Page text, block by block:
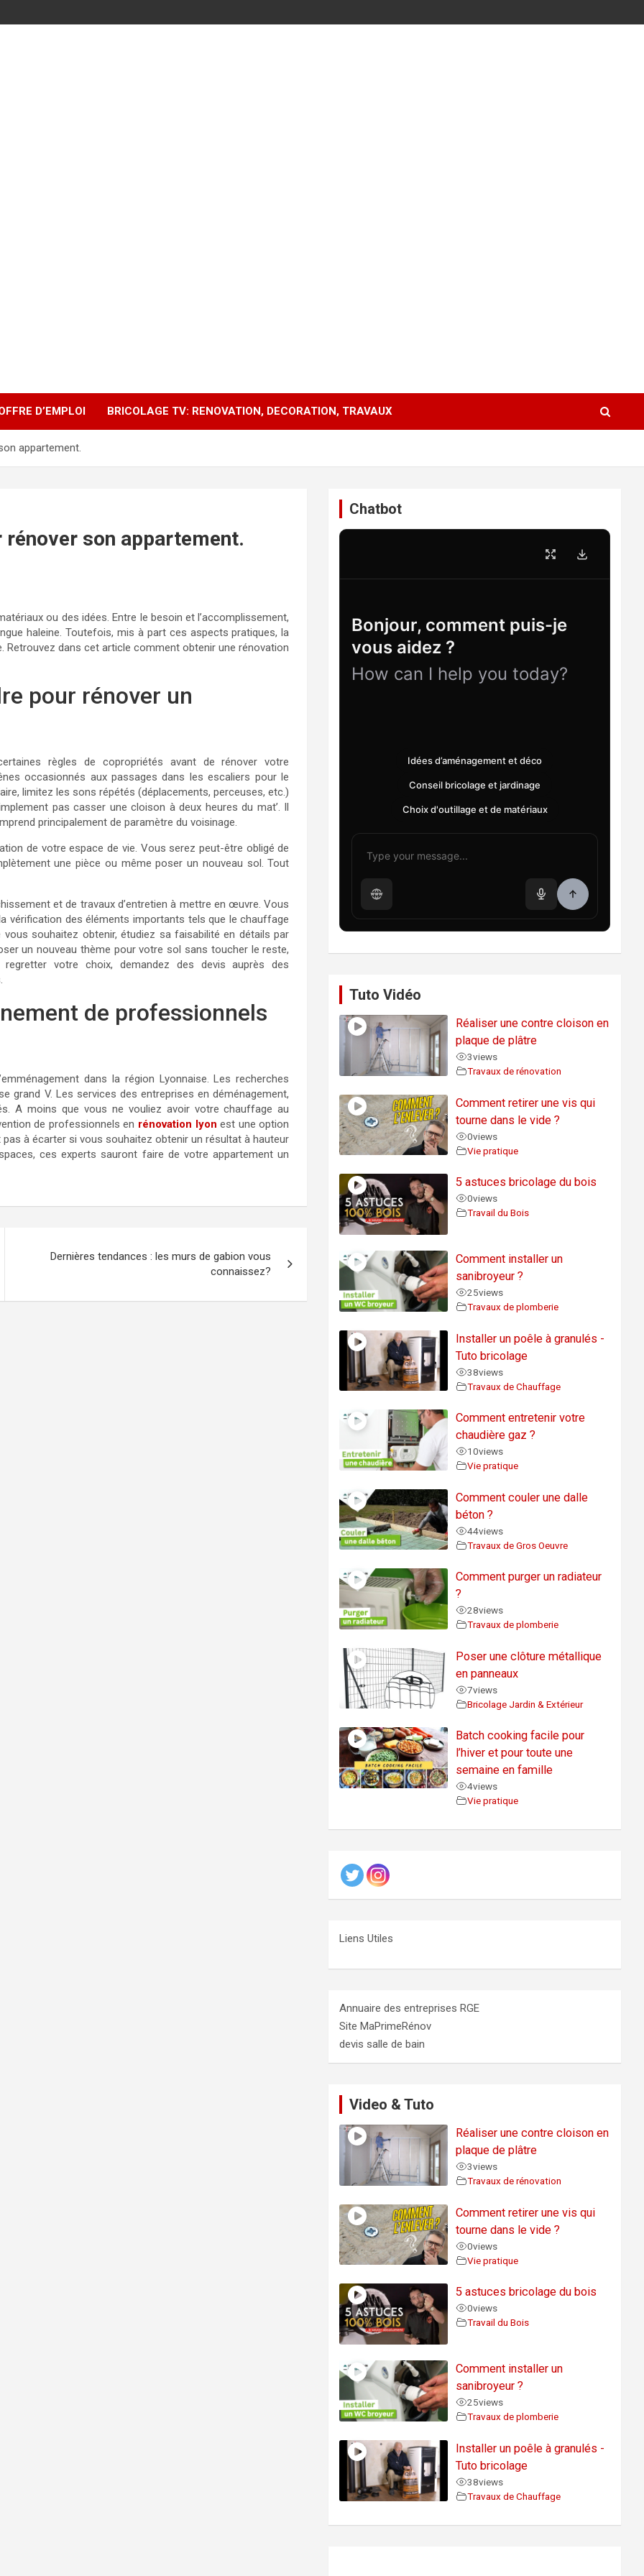
D’EMPLOI BRICOLAGE TV: RENOVATION, DECORATION, TRAVAUX
appartement.
son appartement.
ou des idées. Entre le besoin et l’accomplissement,
haleine. Toutefois, mis à part ces aspects pratiques, la
dans cet article comment obtenir une rénovation
pour rénover un
règles de copropriétés avant de rénover votre
occasionnés aux passages dans les escaliers pour le
limitez les sons répétés (déplacements, perceuses, etc.)
pas casser une cloison à deux heures du mat’. Il
principalement de paramètre du voisinage.
de votre espace de vie. Vous serez peut-être obligé de
une pièce ou même poser un nouveau sol. Tout
et de travaux d’entretien à mettre en œuvre. Vous
vérification des éléments importants tels que le chauffage
souhaitez obtenir, étudiez sa faisabilité en détails par
un nouveau thème pour votre sol sans toucher le reste,
votre choix, demandez des devis auprès des
de professionnels
dans la région Lyonnaise. Les recherches
grand V. Les services des entreprises en déménagement,
A moins que vous ne vouliez avoir votre chauffage au
de professionnels en rénovation lyon est une option
à écarter si vous souhaitez obtenir un résultat à hauteur
ces experts sauront faire de votre appartement un
Dernières tendances : les murs de gabion vous
connaissez?
Chatbot
Bonjour, comment puis-je
vous aidez ?
How can I help you today?
Idées d’aménagement et déco
Conseil bricolage et jardinage
Choix d'outillage et de matériaux
Tuto Vidéo
Réaliser une contre cloison en
plaque de plâtre
3views
Travaux de rénovation
Comment retirer une vis qui
tourne dans le vide ?
0views
Vie pratique
5 astuces bricolage du bois
0views
Travail du Bois
Comment installer un
sanibroyeur ?
25views
Travaux de plomberie
Installer un poêle à granulés -
Tuto bricolage
38views
Travaux de Chauffage
Comment entretenir votre
chaudière gaz ?
10views
Vie pratique
Comment couler une dalle
béton ?
44views
Travaux de Gros Oeuvre
Comment purger un radiateur
?
28views
Travaux de plomberie
Poser une clôture métallique
en panneaux
7views
Bricolage Jardin & Extérieur
Batch cooking facile pour
l’hiver et pour toute une
semaine en famille
4views
Vie pratique
Liens Utiles
Annuaire des entreprises RGE
Site MaPrimeRénov
devis salle de bain
Video & Tuto
Réaliser une contre cloison en
plaque de plâtre
3views
Travaux de rénovation
Comment retirer une vis qui
tourne dans le vide ?
0views
Vie pratique
5 astuces bricolage du bois
0views
Travail du Bois
Comment installer un
sanibroyeur ?
25views
Travaux de plomberie
Installer un poêle à granulés -
Tuto bricolage
38views
Travaux de Chauffage